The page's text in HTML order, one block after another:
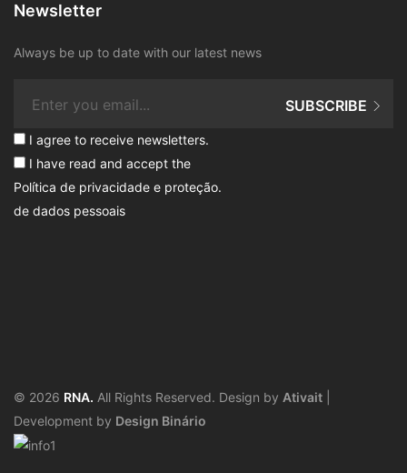
Newsletter
Always be up to date with our latest news
I agree to receive newsletters.
I have read and accept the
Política de privacidade e proteção
de dados pessoais
.
SUBSCRIBE
© 2026 RNA. All Rights Reserved. Design by Ativait
Development by Design Binário